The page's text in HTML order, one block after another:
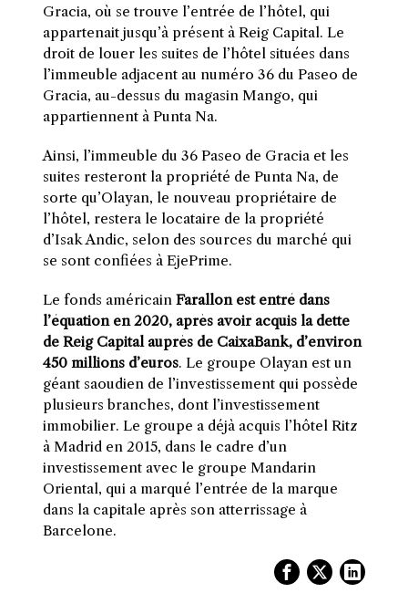
Gracia, où se trouve l’entrée de l’hôtel, qui
appartenait jusqu’à présent à Reig Capital. Le
droit de louer les suites de l’hôtel situées dans
l’immeuble adjacent au numéro 36 du Paseo de
Gracia, au-dessus du magasin Mango, qui
appartiennent à Punta Na.
Ainsi, l’immeuble du 36 Paseo de Gracia et les
suites resteront la propriété de Punta Na, de
sorte qu’Olayan, le nouveau propriétaire de
l’hôtel, restera le locataire de la propriété
d’Isak Andic, selon des sources du marché qui
se sont confiées à EjePrime.
Le fonds américainFarallon est entré dans
l’équation en 2020, après avoir acquis la dette
de Reig Capital auprès de CaixaBank, d’environ
450 millions d’euros. Le groupe Olayan est un
géant saoudien de l’investissement qui possède
plusieurs branches, dont l’investissement
immobilier. Le groupe a déjà acquis l’hôtel Ritz
à Madrid en 2015, dans le cadre d’un
investissement avec le groupe Mandarin
Oriental, qui a marqué l’entrée de la marque
dans la capitale après son atterrissage à
Barcelone.